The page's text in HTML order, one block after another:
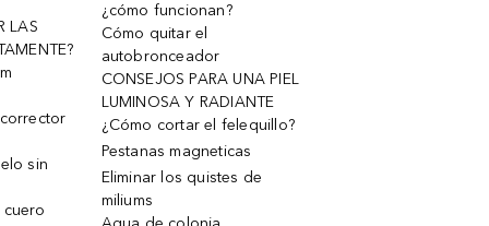
LAS
sin
cuero
¿cómo funcionan?
Cómo quitar el
autobronceador
CONSEJOS PARA UNA PIEL
LUMINOSA Y RADIANTE
¿Cómo cortar el felequillo?
Pestanas magneticas
Eliminar los quistes de
miliums